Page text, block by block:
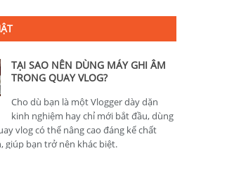
TẠI SAO NÊN DÙNG MÁY GHI ÂM
TRONG QUAY VLOG?
Cho dù bạn là một Vlogger dày dặn
kinh nghiệm hay chỉ mới bắt đầu, dùng
vlog có thể nâng cao đáng kể chất
giúp bạn trở nên khác biệt.